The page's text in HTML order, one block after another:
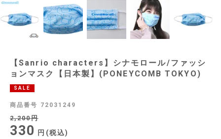
【Sanrio characters】シナモロール/ファッシ
ョンマスク【日本製】(PONEYCOMB TOKYO)
SALE
商品番号 72031249
2,200
330 税込